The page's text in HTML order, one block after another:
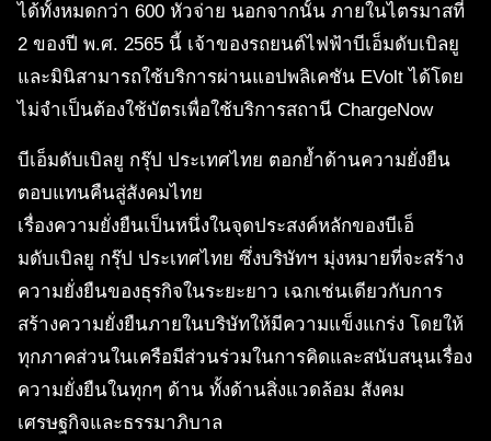
ได้ทั้งหมดกว่า 600 หัวจ่าย นอกจากนั้น ภายในไตรมาสที่
2 ของปี พ.ศ. 2565 นี้ เจ้าของรถยนต์ไฟฟ้าบีเอ็มดับเบิลยู
และมินิสามารถใช้บริการผ่านแอปพลิเคชัน EVolt ได้โดย
ไม่จำเป็นต้องใช้บัตรเพื่อใช้บริการสถานี ChargeNow
บีเอ็มดับเบิลยู กรุ๊ป ประเทศไทย ตอกย้ำด้านความยั่งยืน
ตอบแทนคืนสู่สังคมไทย
เรื่องความยั่งยืนเป็นหนึ่งในจุดประสงค์หลักของบีเอ็
มดับเบิลยู กรุ๊ป ประเทศไทย ซึ่งบริษัทฯ มุ่งหมายที่จะสร้าง
ความยั่งยืนของธุรกิจในระยะยาว เฉกเช่นเดียวกับการ
สร้างความยั่งยืนภายในบริษัทให้มีความแข็งแกร่ง โดยให้
ทุกภาคส่วนในเครือมีส่วนร่วมในการคิดและสนับสนุนเรื่อง
ความยั่งยืนในทุกๆ ด้าน ทั้งด้านสิ่งแวดล้อม สังคม
เศรษฐกิจและธรรมาภิบาล